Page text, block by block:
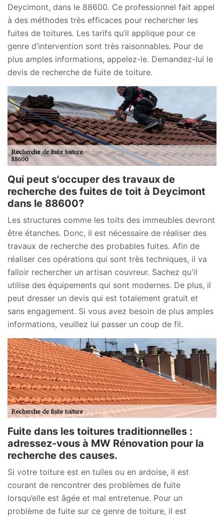
Deycimont, dans le 88600. Ce professionnel fait appel
à des méthodes très efficaces pour rechercher les
fuites de toitures. Les tarifs qu’il applique pour ce
genre d’intervention sont très raisonnables. Pour de
plus amples informations, appelez-le. Demandez-lui le
devis de recherche de fuite de toiture.
Qui peut s'occuper des travaux de
recherche des fuites de toit à Deycimont
dans le 88600?
Les structures comme les toits des immeubles devront
être étanches. Donc, il est nécessaire de réaliser des
travaux de recherche des probables fuites. Afin de
réaliser ces opérations qui sont très techniques, il va
falloir rechercher un artisan couvreur. Sachez qu'il
utilise des équipements qui sont modernes. De plus, il
peut dresser un devis qui est totalement gratuit et
sans engagement. Si vous avez besoin de plus amples
informations, veuillez lui passer un coup de fil.
Fuite dans les toitures traditionnelles :
adressez-vous à MW Rénovation pour la
recherche des causes.
Si votre toiture est en tuiles ou en ardoise, il est
courant de rencontrer des problèmes de fuite
lorsqu’elle est âgée et mal entretenue. Pour un
problème de fuite sur ce genre de toiture, il est